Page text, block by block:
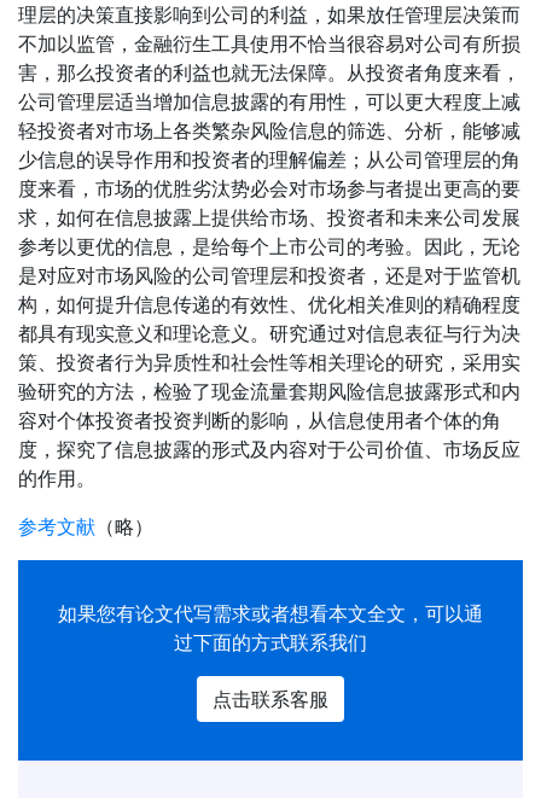
理层的决策直接影响到公司的利益，如果放任管理层决策而
不加以监管，金融衍生工具使用不恰当很容易对公司有所损
害，那么投资者的利益也就无法保障。从投资者角度来看，
公司管理层适当增加信息披露的有用性，可以更大程度上减
轻投资者对市场上各类繁杂风险信息的筛选、分析，能够减
少信息的误导作用和投资者的理解偏差；从公司管理层的角
度来看，市场的优胜劣汰势必会对市场参与者提出更高的要
求，如何在信息披露上提供给市场、投资者和未来公司发展
参考以更优的信息，是给每个上市公司的考验。因此，无论
是对应对市场风险的公司管理层和投资者，还是对于监管机
构，如何提升信息传递的有效性、优化相关准则的精确程度
都具有现实意义和理论意义。研究通过对信息表征与行为决
策、投资者行为异质性和社会性等相关理论的研究，采用实
验研究的方法，检验了现金流量套期风险信息披露形式和内
容对个体投资者投资判断的影响，从信息使用者个体的角
度，探究了信息披露的形式及内容对于公司价值、市场反应
的作用。
参考文献 （略）
如果您有论文代写需求或者想看本文全文，可以通
过下面的方式联系我们
点击联系客服